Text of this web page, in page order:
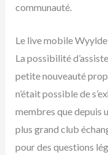
communauté.
Le live mobile Wyylde
La possibilité
petite nouveauté
n’était possible de
membres que depuis
plus grand club
pour des questions